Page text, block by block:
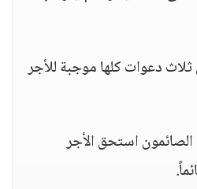
دعوات كلها موجبة للأجر
استحق الأجر